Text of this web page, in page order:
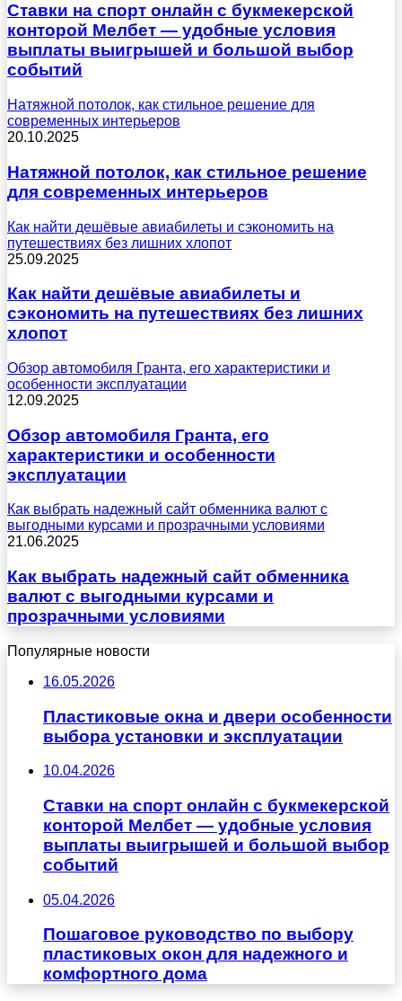
Ставки на спорт онлайн с букмекерской
конторой Мелбет — удобные условия
выплаты выигрышей и большой выбор
событий
Натяжной потолок, как стильное решение для
современных интерьеров
20.10.2025
Натяжной потолок, как стильное решение
для современных интерьеров
Как найти дешёвые авиабилеты и сэкономить на
путешествиях без лишних хлопот
25.09.2025
Как найти дешёвые авиабилеты и
сэкономить на путешествиях без лишних
хлопот
Обзор автомобиля Гранта, его характеристики и
особенности эксплуатации
12.09.2025
Обзор автомобиля Гранта, его
характеристики и особенности
эксплуатации
Как выбрать надежный сайт обменника валют с
выгодными курсами и прозрачными условиями
21.06.2025
Как выбрать надежный сайт обменника
валют с выгодными курсами и
прозрачными условиями
Популярные новости
16.05.2026
Пластиковые окна и двери особенности
выбора установки и эксплуатации
10.04.2026
Ставки на спорт онлайн с букмекерской
конторой Мелбет — удобные условия
выплаты выигрышей и большой выбор
событий
05.04.2026
Пошаговое руководство по выбору
пластиковых окон для надежного и
комфортного дома